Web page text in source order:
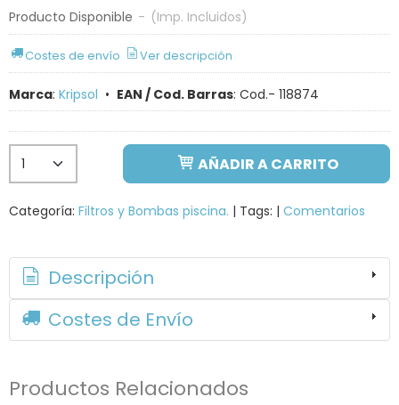
Producto Disponible - (Imp. Incluidos)
Costes de envío Ver descripción
Marca: Kripsol • EAN / Cod. Barras: Cod.- 118874
AÑADIR A CARRITO
Categoría: Filtros y Bombas piscina. | Tags: | Comentarios
Descripción
Costes de Envío
Productos Relacionados